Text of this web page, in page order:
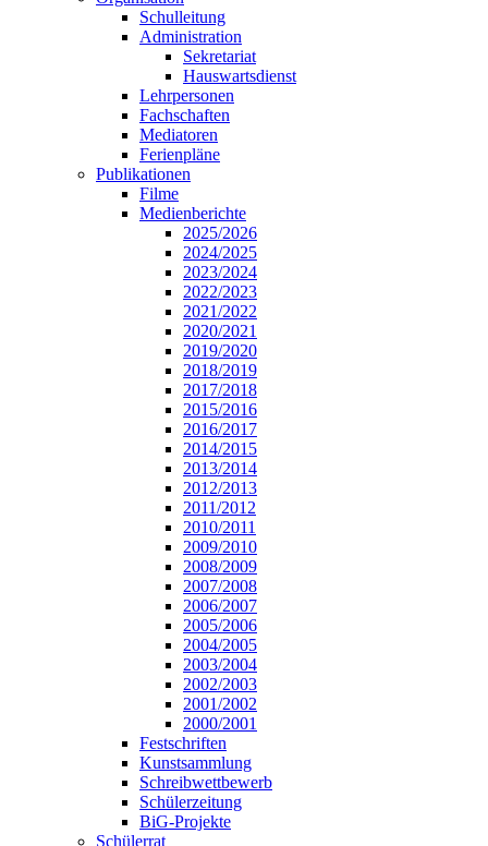
Schulleitung
Administration
Sekretariat
Hauswartsdienst
Lehrpersonen
Fachschaften
Mediatoren
Ferienpläne
Publikationen
Filme
Medienberichte
2025/2026
2024/2025
2023/2024
2022/2023
2021/2022
2020/2021
2019/2020
2018/2019
2017/2018
2015/2016
2016/2017
2014/2015
2013/2014
2012/2013
2011/2012
2010/2011
2009/2010
2008/2009
2007/2008
2006/2007
2005/2006
2004/2005
2003/2004
2002/2003
2001/2002
2000/2001
Festschriften
Kunstsammlung
Schreibwettbewerb
Schülerzeitung
BiG-Projekte
Schülerrat